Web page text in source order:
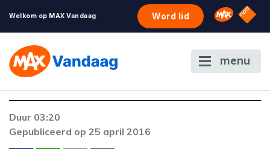
Welkom op MAX Vandaag Word lid Omroep
NPO
menu
Duur 03:20
Gepubliceerd op 25 april 2016